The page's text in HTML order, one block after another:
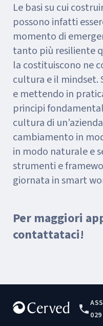
Le basi su cui
possono infatti
momento di
tanto più resiliente
la costituiscono ne
cultura e il mindset.
e mettendo in
principi
cultura di
cambiamento in
in modo naturale e
strumenti e
giornata in smart
Per maggiori
contattataci!